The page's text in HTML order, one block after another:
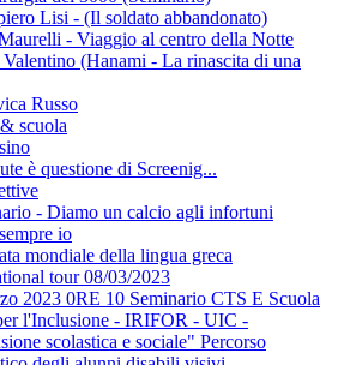
Lisi - (Il soldato abbandonato)
- Viaggio al centro della Notte
(Hanami - La rinascita di una
Russo
scuola
è questione di Screenig...
- Diamo un calcio agli infortuni
io
mondiale della lingua greca
tour 08/03/2023
2023 0RE 10 Seminario CTS E Scuola
l'Inclusione - IRIFOR - UIC -
scolastica e sociale" Percorso